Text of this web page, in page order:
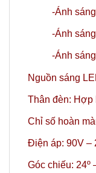
-Ánh
-Ánh
-Ánh
Nguồn sáng
Thân đèn: Hợp
Chỉ số hoàn
Điện áp: 90V –
Góc chiếu: 24º